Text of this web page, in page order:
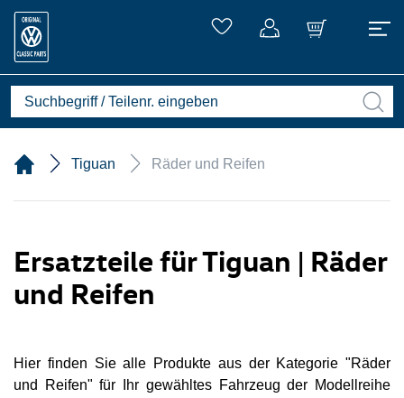
Tiguan Räder und Reifen
Ersatzteile für Tiguan | Räder
und Reifen
Hier finden Sie alle Produkte aus der Kategorie "Räder
und Reifen" für Ihr gewähltes Fahrzeug der Modellreihe